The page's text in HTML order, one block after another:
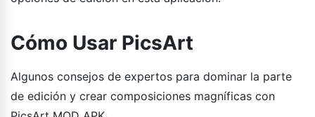
Cómo Usar PicsArt
Algunos consejos de expertos para dominar la parte
de edición y crear composiciones magníficas con